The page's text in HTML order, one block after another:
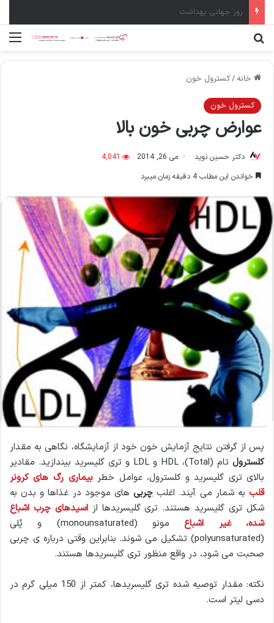
سال نو مبارک
خانه /کسترول خون
کسترول خون
عوارض چربی خون بالا
دکتر حسین نوید می 26, 2014
4,041
خواندن این مطلب 4 دقیقه زمان میبرد
پس از گرفتن نتایج آزمایش خون خود از آزمایشگاه، نگاهی به مقدار
کلسترول
تام (Total)، HDL و LDL و تری گلیسرید بیندازید. مقادیر
بالای تری گلیسرید و کلسترول، عوامل خطربیماری رگ های کرونر
قلببه شمار می آیند. اغلب چربیهای موجود در غذاها و بدن به
شکل تری گلیسرید هستند. تری گلیسریدها ازاسیدهای چرب اشباع
شده، غیر اشباع
مونو (monounsaturated) و پُلی
(polyunsaturated) تشکیل می شوند. بنابراین وقتی درباره ی چربی
صحبت می شود، در واقع منظور تری گلیسریدها هستند.
نکته: مقدار توصیه شده تری گلیسریدها، کمتر از 150 میلی گرم در
دسی لیتر است.